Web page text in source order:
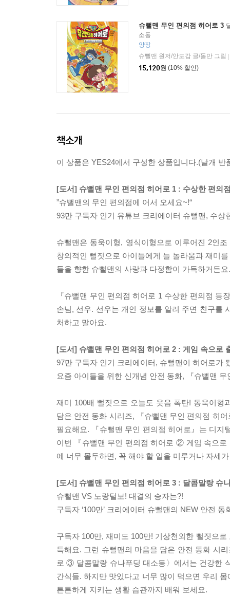
슈뻘맨 무인 편의점 히어로 3
소동
양장
슈뻘맨 원저/안도감 글/돌만 그림
15,120원 (10% 할인)
책소개
이 상품은 YES24에서 구성한 상품입니다.(낱개 반
[도서] 슈뻘맨 무인 편의점 히어로 1 : 수상한 편의
”슈뻘맨의 무인 편의점에 어서 오세요~!“
93만 구독자 인기 유튜브 크리에이터 슈뻘맨, 수상
슈뻘맨은 동욱이형, 영식이형으로 이루어진 2인
창의적인 뻘짓으로 아이들에게 늘 놀라움과 재미
들을 향한 슈뻘맨의 사랑과 다정함이 가득하거든
『슈뻘맨 무인 편의점 히어로 1 수상한 편의점
손님, 선우. 선우는 개인 정보를 알려 주면 친구를
처하고 말아요.
[도서] 슈뻘맨 무인 편의점 히어로 2 : 게임 속으로
97만 구독자 인기 크리에이터, 슈뻘맨이 히어로가
요즘 아이들을 위한 신개념 안전 동화, 『슈뻘맨
재미 100배 뻘짓으로 오늘도 웃음 폭탄! 동욱이
담은 안전 동화 시리즈, 『슈뻘맨 무인 편의점 히
필요해요. 『슈뻘맨 무인 편의점 히어로』는 디지
이번 『슈뻘맨 무인 편의점 히어로 ② 게임 속으로
에 너무 몰두하면, 꼭 해야 할 일을 미루거나 자세
[도서] 슈뻘맨 무인 편의점 히어로 3 : 달콤말랑 슈
슈뻘맨 VS 노랑털보! 대결의 승자는?!
구독자 ‘100만’ 크리에이터 슈뻘맨의 NEW 안전 동
구독자 100만, 재미도 100만! 기상천외한 뻘짓으
득해요. 그런 슈뻘맨의 마음을 담은 안전 동화 시
로 ③ 달콤말랑 슈나푸딩 대소동〉에서는 건강한
간식들. 하지만 맛있다고 너무 많이 먹으면 우리
튼튼하게 지키는 생활 습관까지 배워 보세요.